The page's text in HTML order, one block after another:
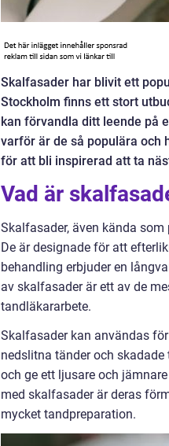
Skalfasader har blivit ett
Stockholm finns ett stort
kan förvandla ditt leende på
varför är de så populära och
för att bli inspirerad att ta
Vad är
Skalfasader, även kända
De är designade för att
behandling erbjuder en
av skalfasader är ett av de
tandläkararbete.
Skalfasader kan användas
nedslitna tänder och
och ge ett ljusare och
med skalfasader är deras
mycket tandpreparation.